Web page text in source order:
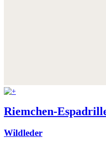
Riemchen-
Wildleder